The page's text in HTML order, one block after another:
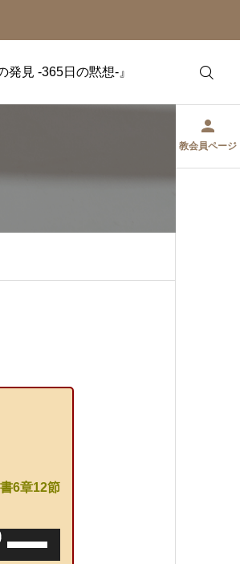
発見 -365日の黙想-』
教会員ページ
6章12節
リ
ュ